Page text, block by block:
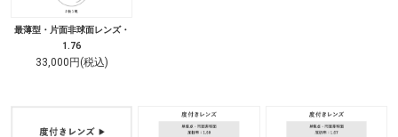
最薄型・片面非球面レンズ・
1.76
33,000円(税込)